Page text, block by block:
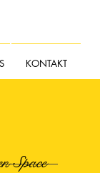
KONTAKT
Space